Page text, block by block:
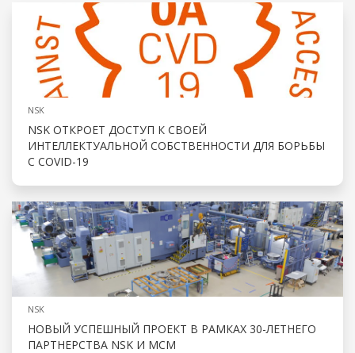
NSK
NSK ОТКРОЕТ ДОСТУП К СВОЕЙ
ИНТЕЛЛЕКТУАЛЬНОЙ СОБСТВЕННОСТИ ДЛЯ БОРЬБЫ
С COVID-19
NSK
НОВЫЙ УСПЕШНЫЙ ПРОЕКТ В РАМКАХ 30-ЛЕТНЕГО
ПАРТНЕРСТВА NSK И MCM